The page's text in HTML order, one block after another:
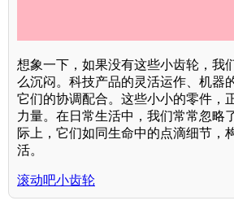
想象一下，如果没有这些小齿轮，我
么沉闷。科技产品的灵活运作、机器
它们的协调配合。这些小小的零件，
力量。在日常生活中，我们常常忽略
际上，它们如同生命中的点滴细节，
活。
滚动吧小齿轮